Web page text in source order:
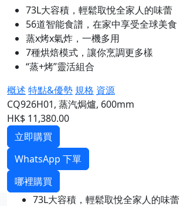
73L大容積，輕鬆取悅全家人的味蕾
56道智能食譜，在家中享受全球美食
蒸x烤x氣炸，一機多用
7種烘焙模式，讓你烹調更多樣
“蒸+烤”靈活組合
概述 特點&優勢 規格 資源
CQ926H01, 蒸汽焗爐, 600mm
HK$ 11,380.00
立即購買
WhatsApp 下單
哪裡購買
73L大容積，輕鬆取悅全家人的味蕾